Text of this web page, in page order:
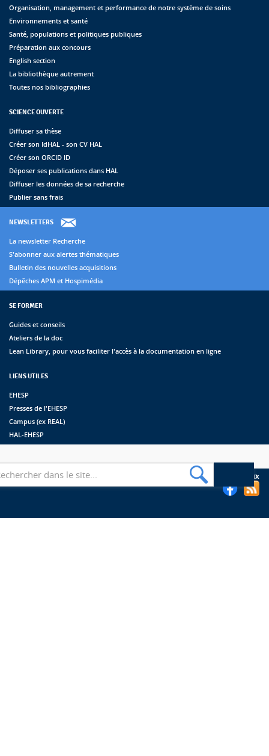
Organisation, management et performance de notre système de soins
Environnements et santé
Santé, populations et politiques publiques
Préparation aux concours
English section
La bibliothèque autrement
Toutes nos bibliographies
SCIENCE OUVERTE
Diffuser sa thèse
Créer son IdHAL - son CV HAL
Créer son ORCID ID
Déposer ses publications dans HAL
Diffuser les données de sa recherche
Publier sans frais
NEWSLETTERS
La newsletter Recherche
S'abonner aux alertes thématiques
Bulletin des nouvelles acquisitions
Dépêches APM et Hospimédia
SE FORMER
Guides et conseils
Ateliers de la doc
Lean Library, pour vous faciliter l'accès à la documentation en ligne
LIENS UTILES
EHESP
Presses de l'EHESP
Campus (ex REAL)
HAL-EHESP
Suivez les bibliothèques de l'EHESP sur les réseaux sociaux